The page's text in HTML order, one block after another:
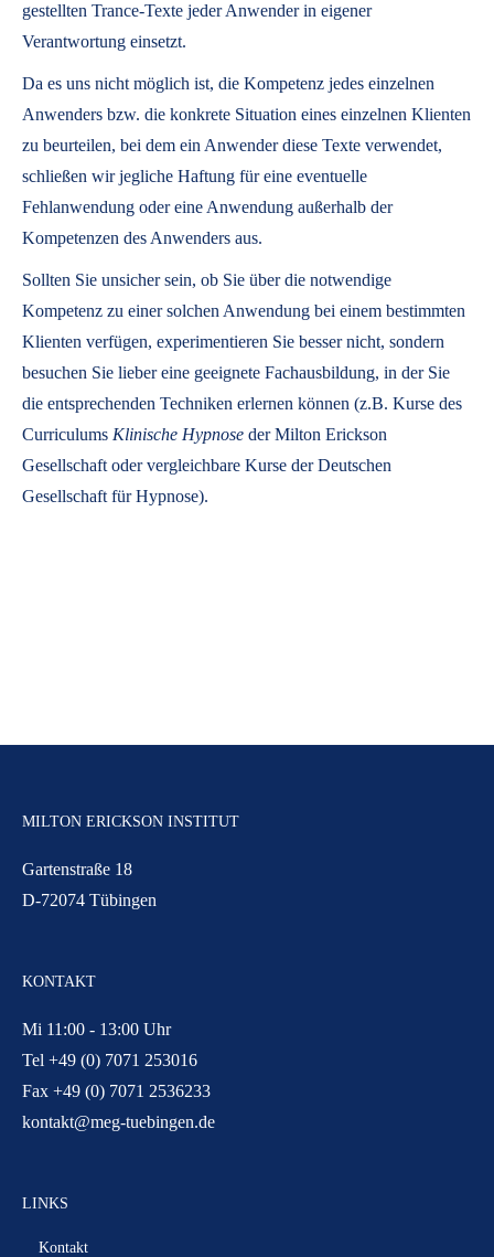
gestellten Trance-Texte jeder Anwender in eigener
Verantwortung einsetzt.
Da es uns nicht möglich ist, die Kompetenz jedes einzelnen
Anwenders bzw. die konkrete Situation eines einzelnen Klienten
zu beurteilen, bei dem ein Anwender diese Texte verwendet,
schließen wir jegliche Haftung für eine eventuelle
Fehlanwendung oder eine Anwendung außerhalb der
Kompetenzen des Anwenders aus.
Sollten Sie unsicher sein, ob Sie über die notwendige
Kompetenz zu einer solchen Anwendung bei einem bestimmten
Klienten verfügen, experimentieren Sie besser nicht, sondern
besuchen Sie lieber eine geeignete Fachausbildung, in der Sie
die entsprechenden Techniken erlernen können (z.B. Kurse des
Curriculums Klinische Hypnose der Milton Erickson
Gesellschaft oder vergleichbare Kurse der Deutschen
Gesellschaft für Hypnose).
MILTON ERICKSON INSTITUT
Gartenstraße 18
D-72074 Tübingen
KONTAKT
Mi 11:00 - 13:00 Uhr
Tel +49 (0) 7071 253016
Fax +49 (0) 7071 2536233
kontakt@meg-tuebingen.de
LINKS
Kontakt